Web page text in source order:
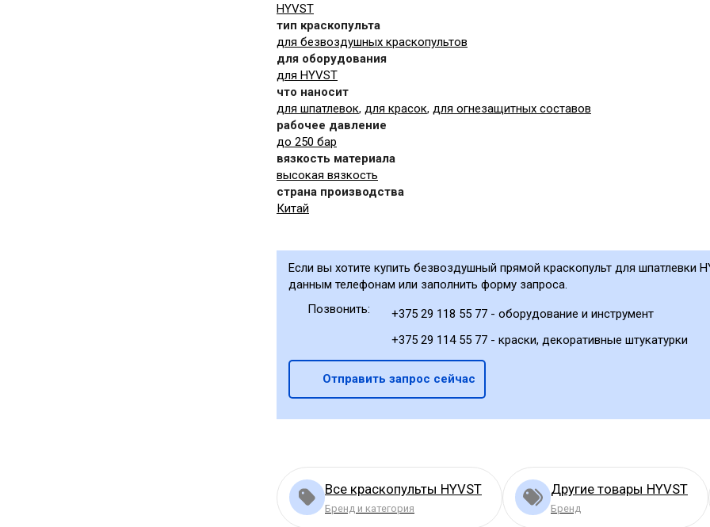
HYVST
тип краскопульта
для безвоздушных краскопультов
для оборудования
для HYVST
что наносит
для шпатлевок, для красок, для огнезащитных составов
рабочее давление
до 250 бар
вязкость материала
высокая вязкость
страна производства
Китай
Если вы хотите купить безвоздушный прямой краскопульт для шпатлевки
данным телефонам или заполнить форму запроса.
Позвонить:
+375 29 118 55 77 - оборудование и инструмент
+375 29 114 55 77 - краски, декоративные штукатурки
Отправить запрос сейчас
Все краскопульты HYVST
Бренд и категория
Другие товары HYVST
Бренд